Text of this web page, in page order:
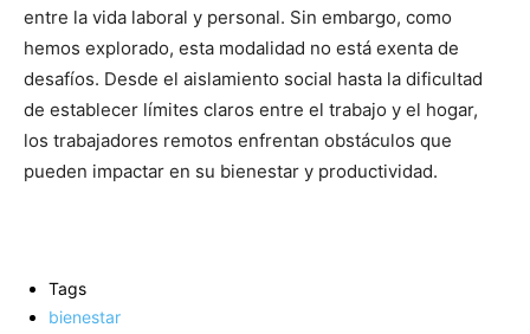
entre la vida laboral y personal. Sin embargo, como
hemos explorado, esta modalidad no está exenta de
desafíos. Desde el aislamiento social hasta la dificultad
de establecer límites claros entre el trabajo y el hogar,
los trabajadores remotos enfrentan obstáculos que
pueden impactar en su bienestar y productividad.
Tags
bienestar